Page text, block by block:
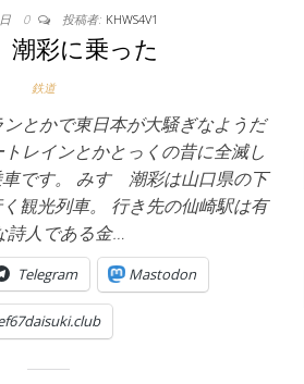
0 投稿者: KHWS4V1
潮彩に乗った
鉄道
とかで東日本が大騒ぎなようだ
レインとかとっくの昔に全滅し
です。 みすゞ潮彩は山口県の下
観光列車。 行き先の仙崎駅は有
詩人である金…
Telegram Mastodon